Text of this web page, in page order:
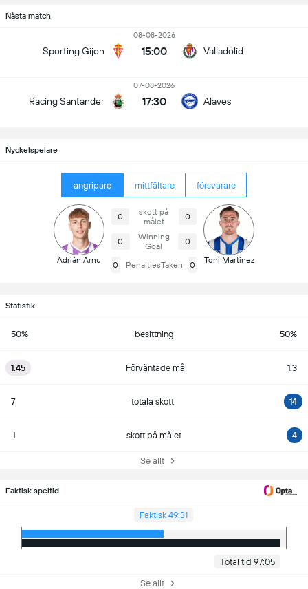
Nästa match
Sporting Gijon
08-08-2026
15:00 Valladolid
Racing Santander
07-08-2026
17:30 Alaves
Nyckelspelare
angripare mittfältare försvarare
Adrián Arnu
0
skott på
målet
0
0
Winning
Goal
0
0 PenaltiesTaken 0 Toni Martinez
Statistik
50% besittning 50%
1.45 Förväntade mål 1.3
7 totala skott 14
1 skott på målet 4
Se allt
Faktisk speltid
Faktisk 49:31
Total tid 97:05
Se allt